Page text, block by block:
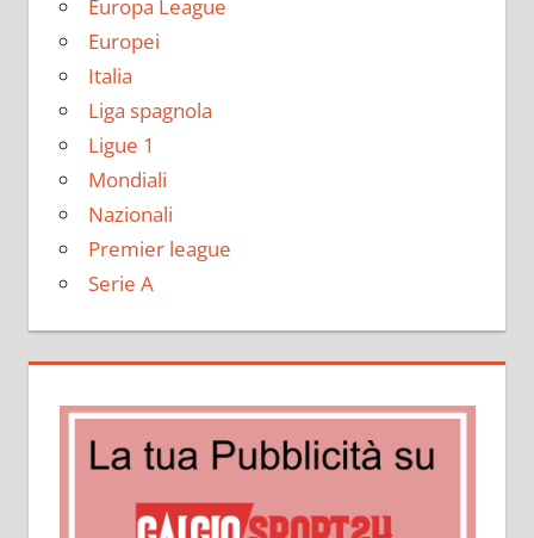
Europa League
Europei
Italia
Liga spagnola
Ligue 1
Mondiali
Nazionali
Premier league
Serie A